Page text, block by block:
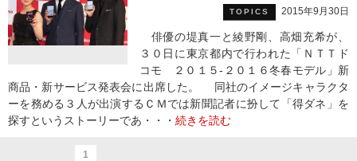
TOPICS 2015年9月30日
俳優の堤真一と綾野剛、高畑充希が、
３０日に東京都内で行われた「ＮＴＴド
コモ ２０１５-２０１６冬春モデル」新
商品・新サービス発表会に出席した。 同社のイメージキャラクタ
ーを務める３人が出演するＣＭでは新聞記者に扮して「得ダネ」を
探すというストーリーであ・・・ 続きを読む
1